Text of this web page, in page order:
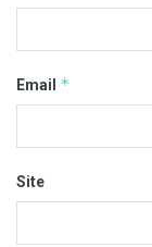
Email *
Site